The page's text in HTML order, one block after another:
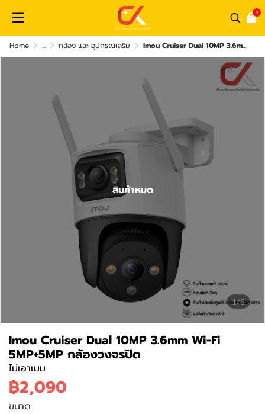
0
Home ... กล้อง และ อุปกรณ์เสริม Imou Cruiser Dual 10MP 3.6mm Wi-Fi 5MP+5MP กล้องวงจรปิด
1/5
สินค้าหมด
Imou Cruiser Dual 10MP 3.6mm Wi-Fi
5MP+5MP กล้องวงจรปิด
ไม่เอาเมม
฿2,090
ขนาด